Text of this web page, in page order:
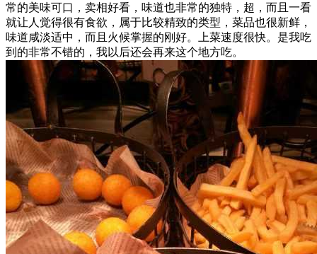
常的美味可口，卖相好看，味道也非常的独特，超，而且一看
就让人觉得很有食欲，属于比较精致的类型，菜品也很新鲜，
味道咸淡适中，而且火候掌握的刚好。上菜速度很快。是我吃
到的非常不错的，我以后还会再来这个地方吃。